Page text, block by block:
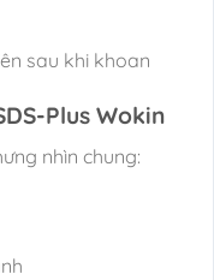
sau khi khoan
Plus Wokin
nhìn chung: